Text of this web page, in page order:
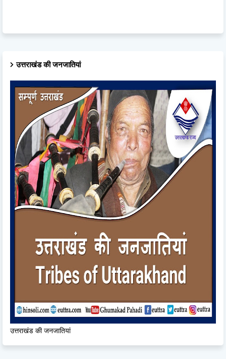
उत्तराखंड की जनजातियां
उत्तराखंड की जनजातियां